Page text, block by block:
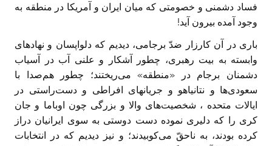
فساد دشمنی و خصومتی که میان ایران و آمریکا در منطقه به
وجود آمده بیرون آید!‏
باری در آن کارزار ضدّ برجامی، دیدیم که دلواپسان و نهادهای
وابسته به بیت رهبری، چطور آشکار و علنی آب در آسیاب
دشمنان برجام در «منطقه» می‌ریختند؛ چطور هم‌صدا با
سعودی‌ها و نتانیاهو و جریانهای افراطی و دست‌راستی در
ایالات متحده ، شخصیت‌های والا و بزرگی چون اوباما و جان
کری را که دلیری نموده دست دوستی به سوی ایرانیان دراز
کرده بودند، به ناحقّ می‌کوبیدند؛ و نیز دیدیم که در انتخابات